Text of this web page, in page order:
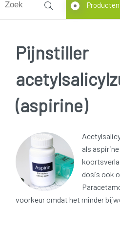
Producten
Pijnstiller
(aspirine)
als
dosis ook
voorkeur omdat het minder